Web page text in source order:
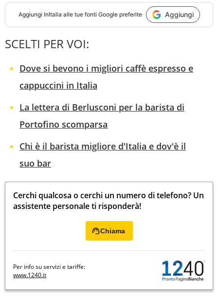
Aggiungi InItalia alle tue fonti Google preferite Aggiungi
SCELTI PER VOI:
Dove si bevono i migliori caffè espresso e
cappuccini in Italia
La lettera di Berlusconi per la barista di
Portofino scomparsa
Chi è il barista migliore d'Italia e dov'è il
suo bar
Cerchi qualcosa o cerchi un numero di telefono? Un
assistente personale ti risponderà!
Chiama
Per info su servizi e tariffe:
www.1240.it